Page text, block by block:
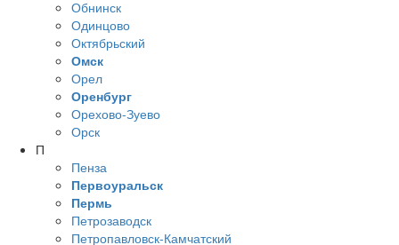
Обнинск
Одинцово
Октябрьский
Омск
Орел
Оренбург
Орехово-Зуево
Орск
П
Пенза
Первоуральск
Пермь
Петрозаводск
Петропавловск-Камчатский